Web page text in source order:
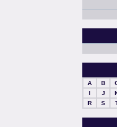
A B
I
J
R
S